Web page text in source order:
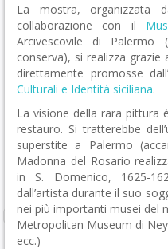
La mostra, organizzata
collaborazione con il
Arcivescovile di Palermo
conserva), si realizza
direttamente promosse
Culturali e Identità siciliana.
La visione della rara pittura
restauro. Si tratterebbe
superstite a Palermo
Madonna del Rosario
in S. Domenico, 1625-
dall’artista durante il suo
nei più importanti musei del
Metropolitan Museum di
ecc.)